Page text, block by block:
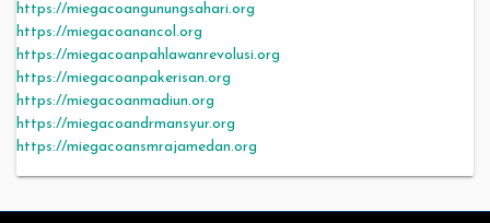
https://miegacoangunungsahari.org
https://miegacoanancol.org
https://miegacoanpahlawanrevolusi.org
https://miegacoanpakerisan.org
https://miegacoanmadiun.org
https://miegacoandrmansyur.org
https://miegacoansmrajamedan.org